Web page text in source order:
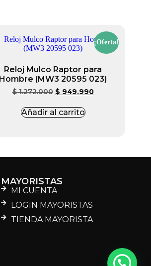
¡Oferta!
Reloj Mulco Raptor para
Hombre (MW3 20595 023)
$1.272.000 $ 949.990
Añadir al carrito
MAYORISTAS
MI CUENTA
LOGIN MAYORISTAS
TIENDA MAYORISTA